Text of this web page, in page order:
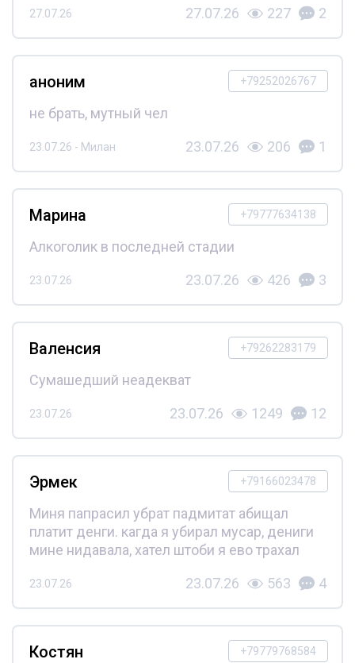
27.07.26 27.07.26 227 2
+79252026767
аноним
не брать, мутный чел
23.07.26 - Милан 23.07.26 206 1
+79777634138
Марина
Алкоголик в последней стадии
23.07.26 23.07.26 426 3
+79262283179
Валенсия
Сумашедший неадекват
23.07.26 23.07.26 1249 12
+79166023478
Эрмек
Миня папрасил убрат падмитат абищал
платит денги. кагда я убирал мусар, дениги
мине нидавала, хател штоби я ево трахал
23.07.26 23.07.26 563 4
+79779768584
Костян